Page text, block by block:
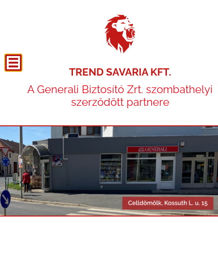
TREND SAVARIA KFT.
A Generali Biztosító Zrt. szombathelyi
szerződött partnere